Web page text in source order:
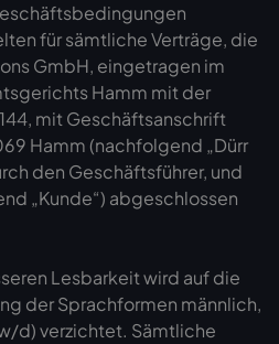
für sämtliche Verträge, die
GmbH, eingetragen im
Hamm mit der
mit Geschäftsanschrift
Hamm (nachfolgend „Dürr
den Geschäftsführer, und
„Kunde“) abgeschlossen
Lesbarkeit wird auf die
der Sprachformen männlich,
d) verzichtet. Sämtliche